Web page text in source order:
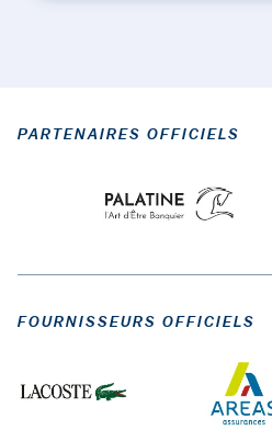
PARTENAIRES OFFICIELS
FOURNISSEURS OFFICIELS